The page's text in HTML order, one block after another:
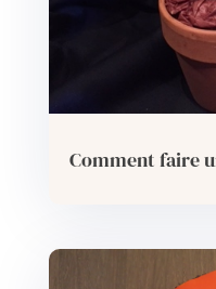
Comment faire